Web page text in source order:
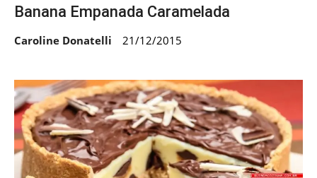
Banana Empanada Caramelada
Caroline Donatelli 21/12/2015